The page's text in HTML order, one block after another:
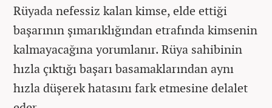
Rüyada nefessiz kalan kimse, elde ettiği
başarının şımarıklığından etrafında kimsenin
kalmayacağına yorumlanır. Rüya sahibinin
hızla çıktığı başarı basamaklarından aynı
hızla düşerek hatasını fark etmesine delalet